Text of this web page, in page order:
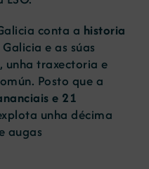
conta a historia
Galicia e as súas
unha traxectoria e
Posto que a
e 21
unha décima
augas